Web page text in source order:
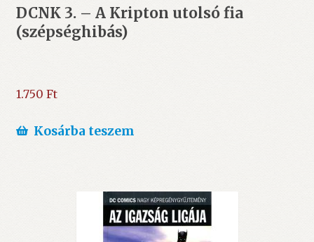
DCNK 3. – A Kripton utolsó fia
(szépséghibás)
1.750 Ft
Kosárba teszem